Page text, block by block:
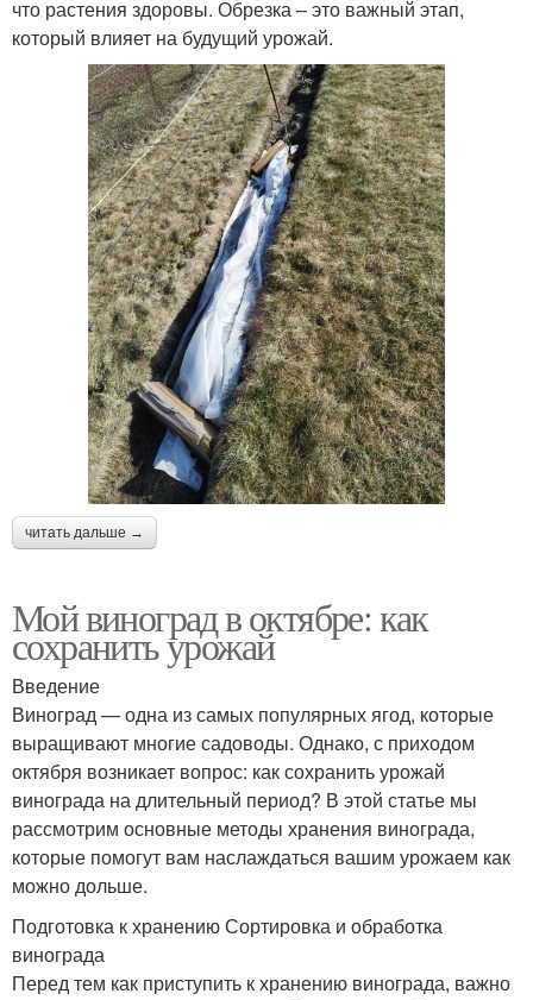
что растения здоровы. Обрезка – это важный этап,
который влияет на будущий урожай.
читать дальше →
Мой виноград в октябре: как
сохранить урожай
Введение
Виноград — одна из самых популярных ягод, которые
выращивают многие садоводы. Однако, с приходом
октября возникает вопрос: как сохранить урожай
винограда на длительный период? В этой статье мы
рассмотрим основные методы хранения винограда,
которые помогут вам наслаждаться вашим урожаем как
можно дольше.
Подготовка к хранению Сортировка и обработка
винограда
Перед тем как приступить к хранению винограда, важно